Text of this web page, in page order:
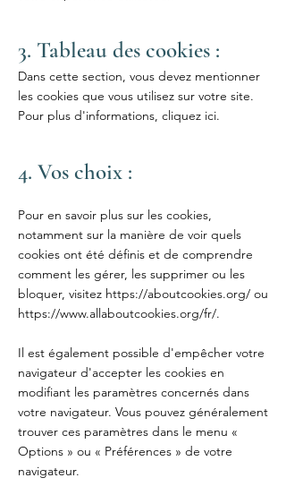
3. Tableau des cookies :
Dans cette section, vous devez mentionner
les cookies que vous utilisez sur votre site.
Pour plus d'informations, cliquez ici.
4. Vos choix :
Pour en savoir plus sur les cookies,
notamment sur la manière de voir quels
cookies ont été définis et de comprendre
comment les gérer, les supprimer ou les
bloquer, visitez https://aboutcookies.org/ ou
https://www.allaboutcookies.org/fr/.
Il est également possible d'empêcher votre
navigateur d'accepter les cookies en
modifiant les paramètres concernés dans
votre navigateur. Vous pouvez généralement
trouver ces paramètres dans le menu «
Options » ou « Préférences » de votre
navigateur.